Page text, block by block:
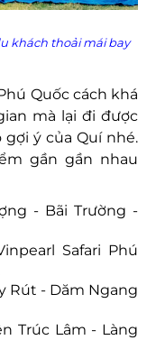
khách thoải mái bay
Quốc cách khá
mà lại đi được
ý của Quí nhé.
gần gần nhau
- Bãi Trường -
Safari Phú
Rút - Dăm Ngang
Trúc Lâm - Làng